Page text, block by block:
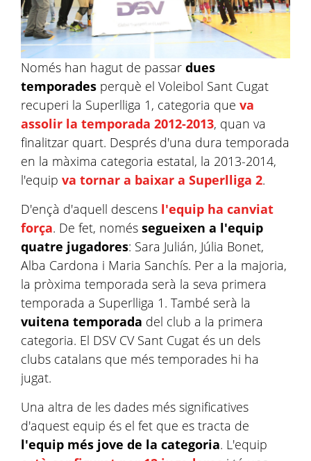
Només han hagut de passar dues
temporades perquè el Voleibol Sant Cugat
recuperi la Superlliga 1, categoria que va
assolir la temporada 2012-2013, quan va
finalitzar quart. Després d'una dura temporada
en la màxima categoria estatal, la 2013-2014,
l'equip va tornar a baixar a Superlliga 2.
D'ençà d'aquell descens l'equip ha canviat
força. De fet, només segueixen a l'equip
quatre jugadores: Sara Julián, Júlia Bonet,
Alba Cardona i Maria Sanchís. Per a la majoria,
la pròxima temporada serà la seva primera
temporada a Superlliga 1. També serà la
vuitena temporada del club a la primera
categoria. El DSV CV Sant Cugat és un dels
clubs catalans que més temporades hi ha
jugat.
Una altra de les dades més significatives
d'aquest equip és el fet que es tracta de
l'equip més jove de la categoria. L'equip